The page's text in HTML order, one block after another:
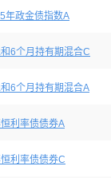
年政金债指数A
6个月持有期混合C
6个月持有期混合A
利率债债券A
利率债债券C